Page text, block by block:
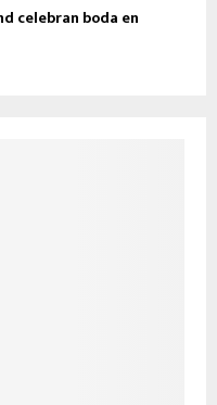
celebran boda en